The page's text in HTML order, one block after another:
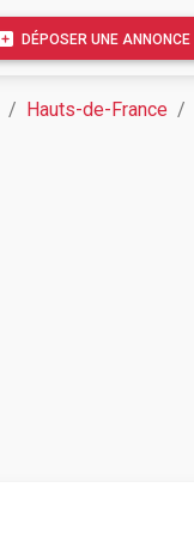
DÉPOSER UNE ANNONCE
Hauts-de-France